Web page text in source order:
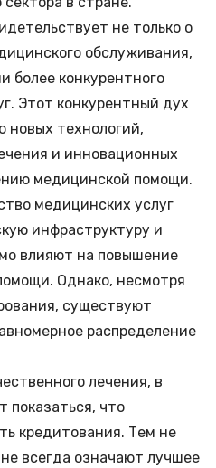
не только о
обслуживания,
более конкурентного
Этот конкурентный дух
новых технологий,
и инновационных
медицинской помощи.
медицинских услуг
инфраструктуру и
влияют на повышение
Однако, несмотря
существуют
распределение
лечения, в
показаться, что
кредитования. Тем не
всегда означают лучшее